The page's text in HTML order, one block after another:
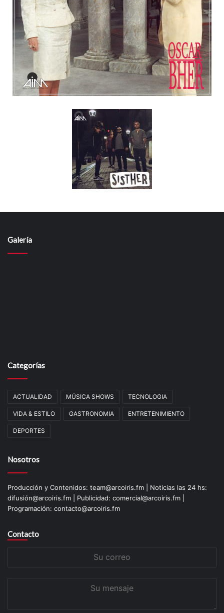
Galería
Categorías
ACTUALIDAD MÚSICA SHOWS TECNOLOGIA
VIDA & ESTILO GASTRONOMIA ENTRETENIMIENTO
DEPORTES
Nosotros
Producción y Contenidos: team@arcoiris.fm | Noticias las 24 hs:
difusión@arcoiris.fm | Publicidad: comercial@arcoiris.fm |
Programación: contacto@arcoiris.fm
Contacto